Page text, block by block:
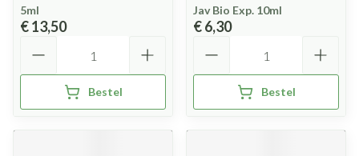
5ml
€ 13,50
Bestel
Jav Bio Exp. 10ml
€ 6,30
Bestel